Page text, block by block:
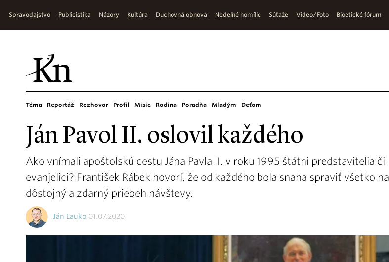
Spravodajstvo Publicistika Názory Kultúra Duchovná obnova Nedeľné homílie Súťaže Video/Foto Bioetické fórum
Téma Reportáž Rozhovor Profil Misie Rodina Poradňa Mladým Deťom
Ján Pavol II. oslovil každého
Ako vnímali apoštolskú cestu Jána Pavla II. v roku 1995 štátni predstavitelia či
evanjelici? František Rábek hovorí, že od každého bola snaha spraviť všetko na
dôstojný a zdarný priebeh návštevy.
Ján Lauko 01.07.2020